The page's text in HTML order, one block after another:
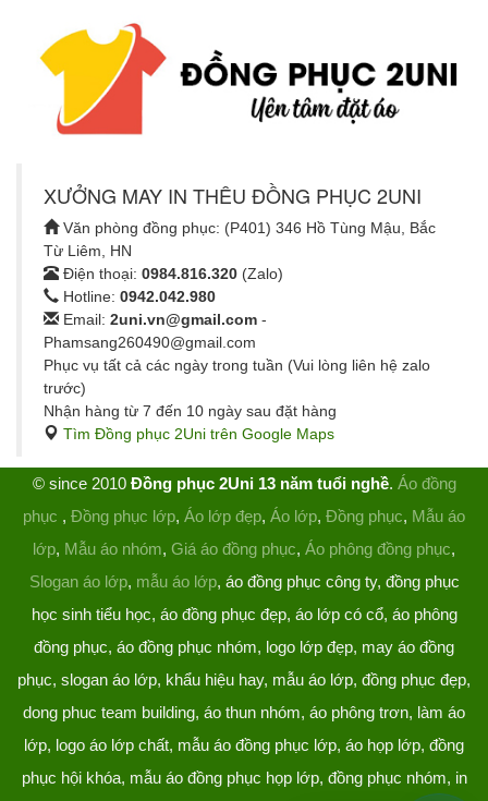
XƯỞNG MAY IN THÊU ĐỒNG PHỤC 2UNI
Văn phòng đồng phục: (P401) 346 Hồ Tùng Mậu, Bắc
Từ Liêm, HN
Điện thoại: 0984.816.320 (Zalo)
Hotline: 0942.042.980
Email: 2uni.vn@gmail.com -
Phamsang260490@gmail.com
Phục vụ tất cả các ngày trong tuần (Vui lòng liên hệ zalo
trước)
Nhận hàng từ 7 đến 10 ngày sau đặt hàng
Tìm Đồng phục 2Uni trên Google Maps
© since 2010 Đồng phục 2Uni 13 năm tuổi nghề. Áo đồng
phục , Đồng phục lớp, Áo lớp đẹp, Áo lớp, Đồng phục, Mẫu áo
lớp, Mẫu áo nhóm, Giá áo đồng phục, Áo phông đồng phục,
Slogan áo lớp, mẫu áo lớp, áo đồng phục công ty, đồng phục
học sinh tiểu học, áo đồng phục đẹp, áo lớp có cổ, áo phông
đồng phục, áo đồng phục nhóm, logo lớp đẹp, may áo đồng
phục, slogan áo lớp, khẩu hiệu hay, mẫu áo lớp, đồng phục đẹp,
dong phuc team building, áo thun nhóm, áo phông trơn, làm áo
lớp, logo áo lớp chất, mẫu áo đồng phục lớp, áo họp lớp, đồng
phục hội khóa, mẫu áo đồng phục họp lớp, đồng phục nhóm, in